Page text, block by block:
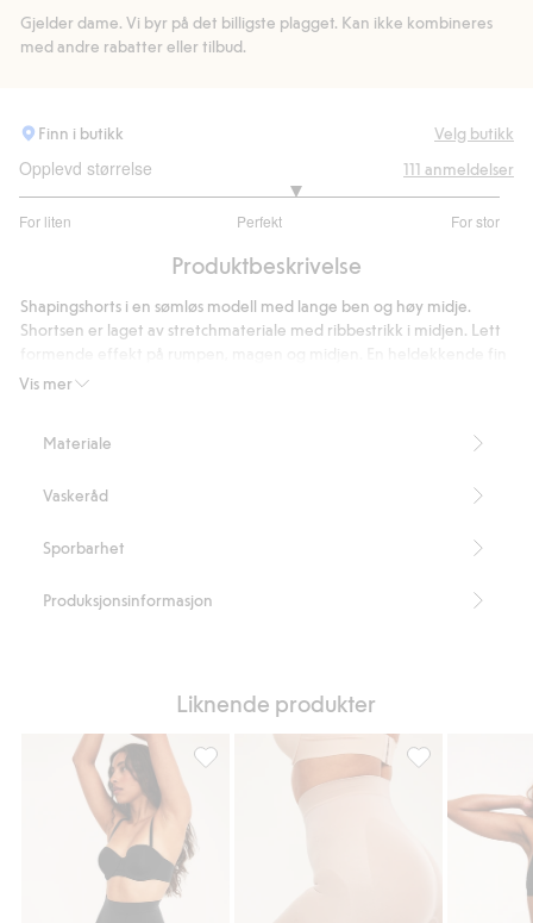
Gjelder dame. Vi byr på det billigste plagget. Kan ikke kombineres
med andre rabatter eller tilbud.
Finn i butikk Velg butikk
Opplevd størrelse
For liten Perfekt For stor
av
87
stemmer
111 anmeldelser
Produktbeskrivelse
Vis mer
Shapingshorts i en sømløs modell med lange ben og høy midje.
Shortsen er laget av stretchmateriale med ribbestrikk i midjen. Lett
og behagelig modell.
Høy midje
Innerbenslengde 16 cm i størrelse S
Artikkelnummer
Materiale
Vaskeråd
Sporbarhet
Produksjonsinformasjon
Liknende produkter
Shapingshorts seamless high shape,